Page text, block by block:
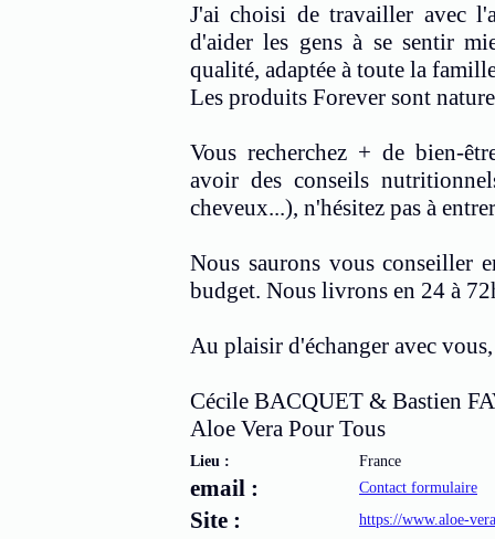
J'ai choisi de travailler avec
d'aider les gens à se sentir
qualité, adaptée à toute la
Les produits Forever sont
Vous recherchez + de bien-
avoir des conseils
cheveux...), n'hésitez pas à
Nous saurons vous conseiller
budget. Nous livrons en 24 à
Au plaisir d'échanger avec vous,
Cécile BACQUET & Bastien
Aloe Vera Pour Tous
Lieu : France
email : Contact formulaire
Site : https://www.aloe-